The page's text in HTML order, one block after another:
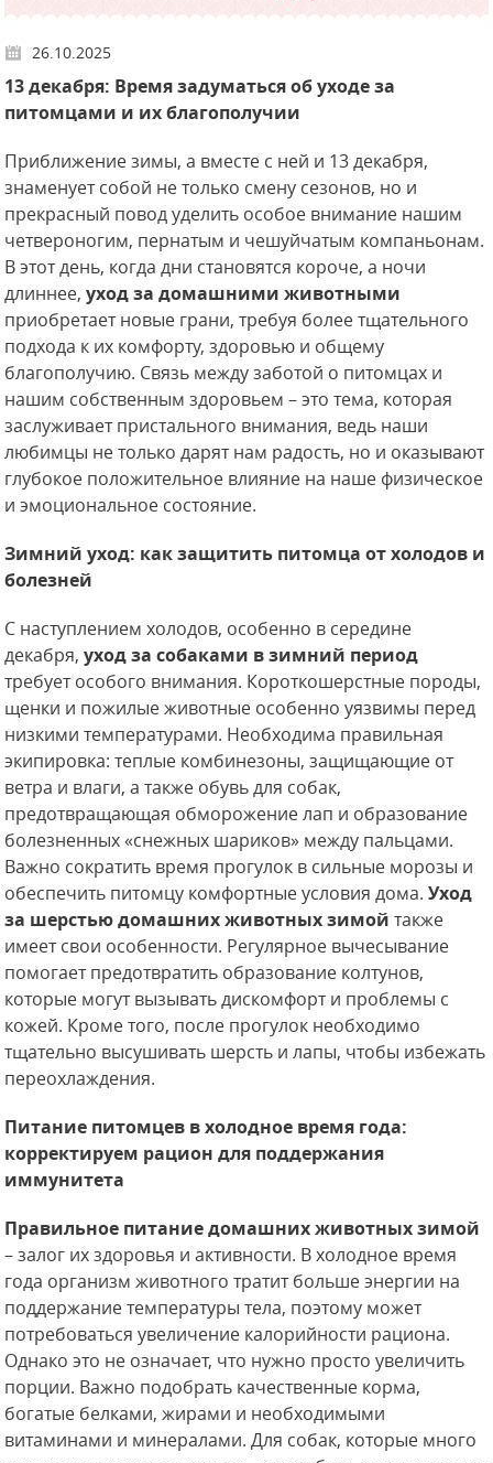
26.10.2025
13 декабря: Время задуматься об уходе за
питомцами и их благополучии
Приближение зимы, а вместе с ней и 13 декабря,
знаменует собой не только смену сезонов, но и
прекрасный повод уделить особое внимание нашим
четвероногим, пернатым и чешуйчатым компаньонам.
В этот день, когда дни становятся короче, а ночи
длиннее,уход за домашними животными
приобретает новые грани, требуя более тщательного
подхода к их комфорту, здоровью и общему
благополучию. Связь между заботой о питомцах и
нашим собственным здоровьем – это тема, которая
заслуживает пристального внимания, ведь наши
любимцы не только дарят нам радость, но и оказывают
глубокое положительное влияние на наше физическое
и эмоциональное состояние.
Зимний уход: как защитить питомца от холодов и
болезней
С наступлением холодов, особенно в середине
декабря,уход за собаками в зимний период
требует особого внимания. Короткошерстные породы,
щенки и пожилые животные особенно уязвимы перед
низкими температурами. Необходима правильная
экипировка: теплые комбинезоны, защищающие от
ветра и влаги, а также обувь для собак,
предотвращающая обморожение лап и образование
болезненных «снежных шариков» между пальцами.
Важно сократить время прогулок в сильные морозы и
обеспечить питомцу комфортные условия дома.Уход
за шерстью домашних животных зимой также
имеет свои особенности. Регулярное вычесывание
помогает предотвратить образование колтунов,
которые могут вызывать дискомфорт и проблемы с
кожей. Кроме того, после прогулок необходимо
тщательно высушивать шерсть и лапы, чтобы избежать
переохлаждения.
Питание питомцев в холодное время года:
корректируем рацион для поддержания
иммунитета
Правильное питание домашних животных зимой
– залог их здоровья и активности. В холодное время
года организм животного тратит больше энергии на
поддержание температуры тела, поэтому может
потребоваться увеличение калорийности рациона.
Однако это не означает, что нужно просто увеличить
порции. Важно подобрать качественные корма,
богатые белками, жирами и необходимыми
витаминами и минералами. Для собак, которые много